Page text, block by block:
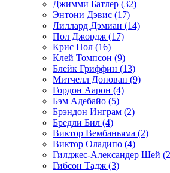
Джимми Батлер (32)
Энтони Дэвис (17)
Лиллард Дэмиан (14)
Пол Джордж (17)
Крис Пол (16)
Клей Томпсон (9)
Блейк Гриффин (13)
Митчелл Донован (9)
Гордон Аарон (4)
Бэм Адебайо (5)
Брэндон Инграм (2)
Бредли Бил (4)
Виктор Вембаньяма (2)
Виктор Оладипо (4)
Гилджес-Александер Шей
Гибсон Тадж (3)